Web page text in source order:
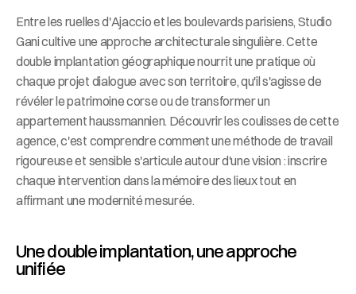
Entre les ruelles d'Ajaccio et les boulevards parisiens, Studio
Gani cultive une approche architecturale singulière. Cette
double implantation géographique nourrit une pratique où
chaque projet dialogue avec son territoire, qu'il s'agisse de
révéler le patrimoine corse ou de transformer un
appartement haussmannien. Découvrir les coulisses de cette
agence, c'est comprendre comment une méthode de travail
rigoureuse et sensible s'articule autour d'une vision : inscrire
chaque intervention dans la mémoire des lieux tout en
affirmant une modernité mesurée.
Une double implantation, une approche
unifiée